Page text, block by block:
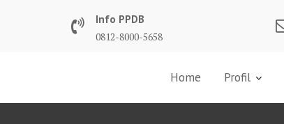
Info PPDB
0812-8000-5658
Home Profil